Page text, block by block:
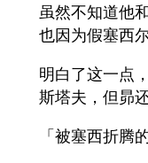
虽然不知道他
也因为假塞西
明白了这一点
斯塔夫，但昴
「被塞西折腾